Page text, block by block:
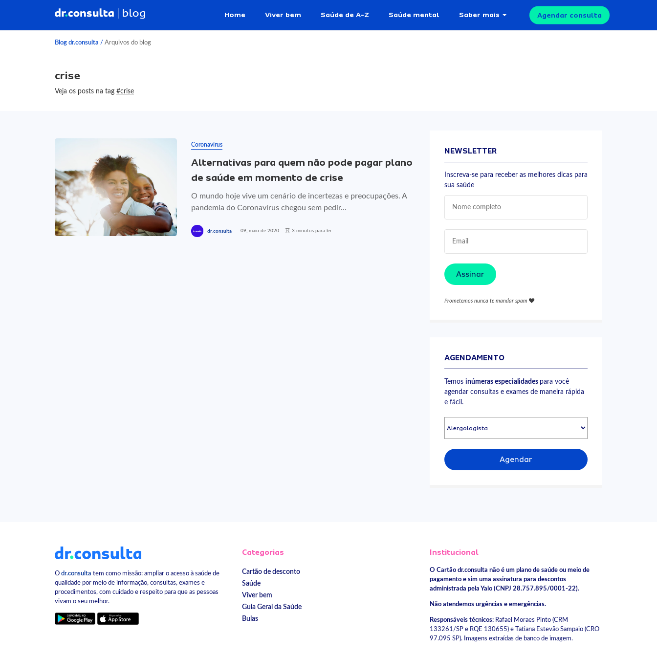
Home Viver bem Saúde de A-Z Saúde mental Saber mais Agendar consulta
Blog dr.consulta / Arquivos do blog
crise
Veja os posts na tag #crise
Coronavírus
Alternativas para quem não pode pagar plano
de saúde em momento de crise
O mundo hoje vive um cenário de incertezas e preocupações. A
pandemia do Coronavírus chegou sem pedir...
dr.consulta 09, maio de 2020 3 minutos para ler
NEWSLETTER
Inscreva-se para receber as melhores dicas para
sua saúde
Assinar
Prometemos nunca te mandar spam
AGENDAMENTO
Temos inúmeras especialidades para você
agendar consultas e exames de maneira rápida
e fácil.
Agendar
O dr.consulta tem como missão: ampliar o acesso à saúde de
qualidade por meio de informação, consultas, exames e
procedimentos, com cuidado e respeito para que as pessoas
vivam o seu melhor.
Categorias
Cartão de desconto
Saúde
Viver bem
Guia Geral da Saúde
Bulas
Institucional
O Cartão dr.consulta não é um plano de saúde ou meio de
pagamento e sim uma assinatura para descontos
administrada pela Yalo (CNPJ 28.757.895/0001-22).
Não atendemos urgências e emergências.
Responsáveis técnicos:Rafael Moraes Pinto (CRM
133261/SP e RQE 130655) e Tatiana Estevão Sampaio (CRO
97.095 SP). Imagens extraídas de banco de imagem.